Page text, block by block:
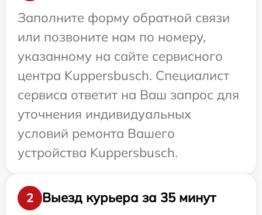
Заполните форму обратной связи
или позвоните нам по номеру,
указанному на сайте сервисного
центра Kuppersbusch. Специалист
сервиса ответит на Ваш запрос для
уточнения индивидуальных
условий ремонта Вашего
устройства Kuppersbusch.
2 Выезд курьера за 35 минут